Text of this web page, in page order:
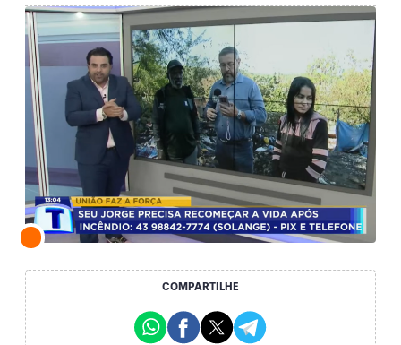
COMPARTILHE